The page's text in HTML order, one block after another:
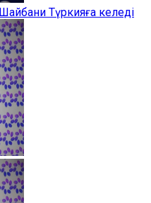
Түркияға келеді